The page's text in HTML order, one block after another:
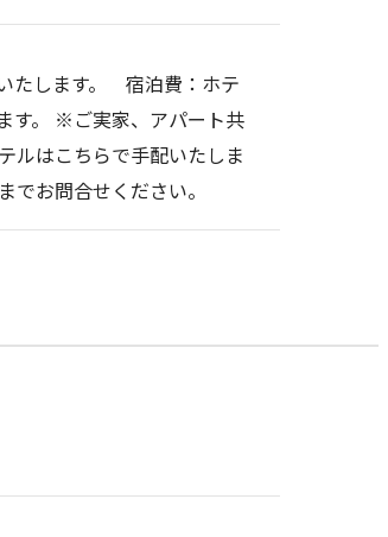
たします。 宿泊費：ホテ
す。 ※ご実家、アパート共
ルはこちらで手配いたしま
お問合せください。